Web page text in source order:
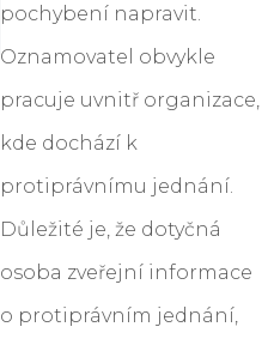
pochybení napravit.
Oznamovatel obvykle
pracuje uvnitř organizace,
kde dochází k
protiprávnímu jednání.
Důležité je, že dotyčná
osoba zveřejní informace
o protiprávním jednání,